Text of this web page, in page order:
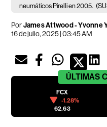
neumáticos Pirelli en 2005.
PorJames Attwood - Yvonne
16 de julio, 2025 | 03:45 AM
ÚLTIMAS
FCX
-1.28%
62.63